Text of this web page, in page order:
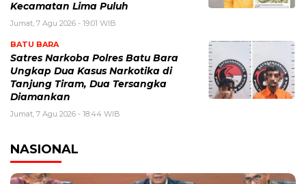
Kecamatan Lima Puluh
Jumat, 7 Agu 2026 - 19:01 WIB
BATU BARA
Satres Narkoba Polres Batu Bara
Ungkap Dua Kasus Narkotika di
Tanjung Tiram, Dua Tersangka
Diamankan
Jumat, 7 Agu 2026 - 18:44 WIB
NASIONAL